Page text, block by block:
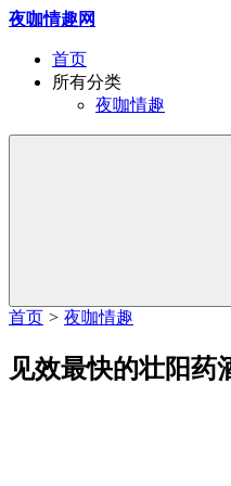
夜咖情趣网
首页
所有分类
夜咖情趣
首页 > 夜咖情趣
见效最快的壮阳药